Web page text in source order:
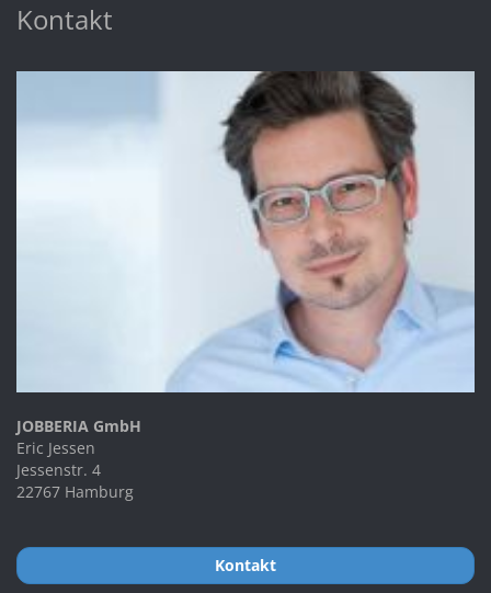
Kontakt
JOBBERIA GmbH
Eric Jessen
Jessenstr. 4
22767 Hamburg
Kontakt